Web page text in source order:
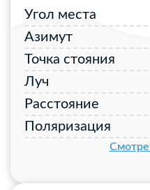
Угол места
Азимут
Точка стояния
Луч
Расстояние
Поляризация